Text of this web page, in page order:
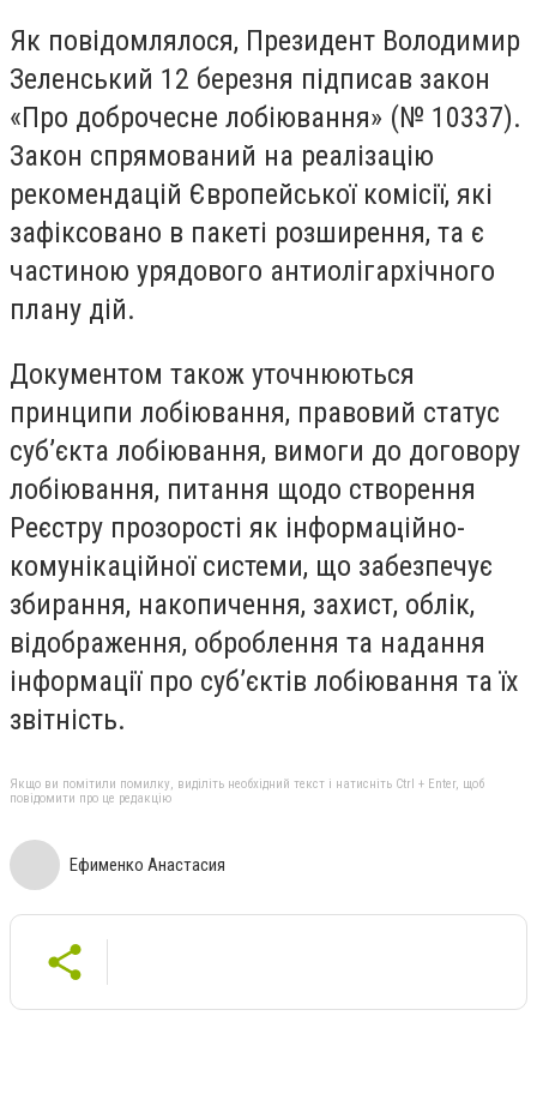
Як повідомлялося, Президент Володимир
Зеленський 12 березня підписав закон
«Про доброчесне лобіювання» (№ 10337).
Закон спрямований на реалізацію
рекомендацій Європейської комісії, які
зафіксовано в пакеті розширення, та є
частиною урядового антиолігархічного
плану дій.
Документом також уточнюються
принципи лобіювання, правовий статус
суб’єкта лобіювання, вимоги до договору
лобіювання, питання щодо створення
Реєстру прозорості як інформаційно-
комунікаційної системи, що забезпечує
збирання, накопичення, захист, облік,
відображення, оброблення та надання
інформації про суб’єктів лобіювання та їх
звітність.
Якщо ви помітили помилку, виділіть необхідний текст і натисніть Ctrl + Enter, щоб
повідомити про це редакцію
Ефименко Анастасия